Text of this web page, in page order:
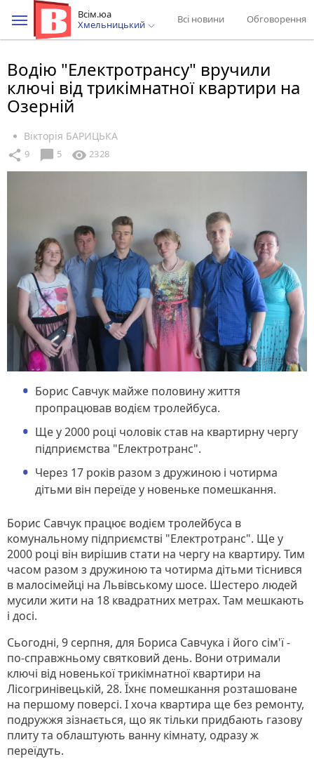
Всім.юа
Хмельницький
Всі новини Обговорення
Водію "Електротрансу" вручили
ключі від трикімнатної квартири на
Озерній
Вікторія БАРИЦЬКА
share 9 chat_bubble 5 visibility 2328
Борис Савчук майже половину життя
пропрацював водієм тролейбуса.
Ще у 2000 році чоловік став на квартирну чергу
підприємства "Електротранс".
Через 17 років разом з дружиною і чотирма
дітьми він переїде у новеньке помешкання.
Борис Савчук працює водієм тролейбуса в
комунальному підприємстві "Електротранс". Ще у
2000 році він вирішив стати на чергу на квартиру. Тим
часом разом з дружиною та чотирма дітьми тіснився
в малосімейці на Львівському шосе. Шестеро людей
мусили жити на 18 квадратних метрах. Там мешкають
і досі.
Сьогодні, 9 серпня, для Бориса Савчука і його сім'ї -
по-справжньому святковий день. Вони отримали
ключі від новенької трикімнатної квартири на
Лісогринівецькій, 28. Їхнє помешкання розташоване
на першому поверсі. І хоча квартира ще без ремонту,
подружжя зізнається, що як тільки придбають газову
плиту та облаштують ванну кімнату, одразу ж
переїдуть.